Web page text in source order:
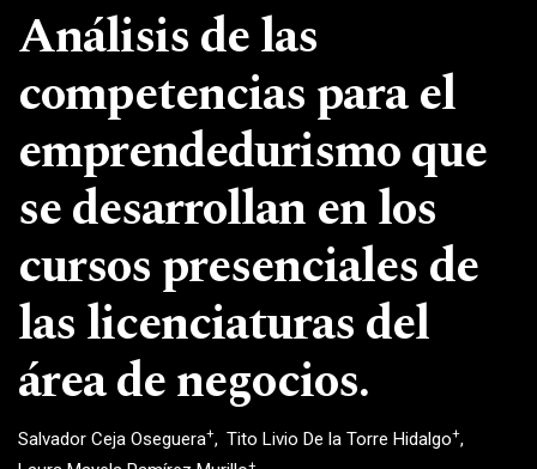
Análisis de las
competencias para el
emprendedurismo que
se desarrollan en los
cursos presenciales de
las licenciaturas del
área de negocios.
Salvador Ceja Oseguera+ Tito Livio De la Torre Hidalgo+
+